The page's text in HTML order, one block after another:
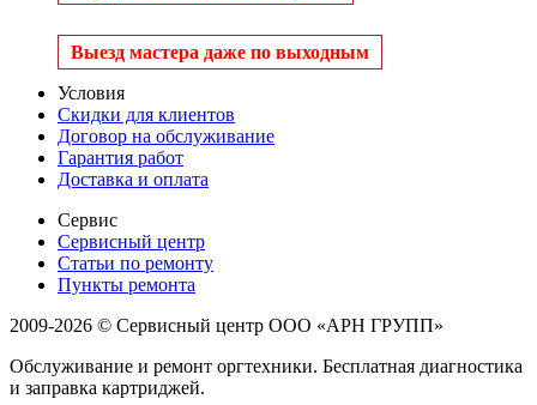
Выезд мастера даже по выходным
Условия
Скидки для клиентов
Договор на обслуживание
Гарантия работ
Доставка и оплата
Сервис
Сервисный центр
Статьи по ремонту
Пункты ремонта
2009-2026 © Сервисный центр ООО «АРН ГРУПП»
Обслуживание и ремонт оргтехники. Бесплатная диагностика
и заправка картриджей.